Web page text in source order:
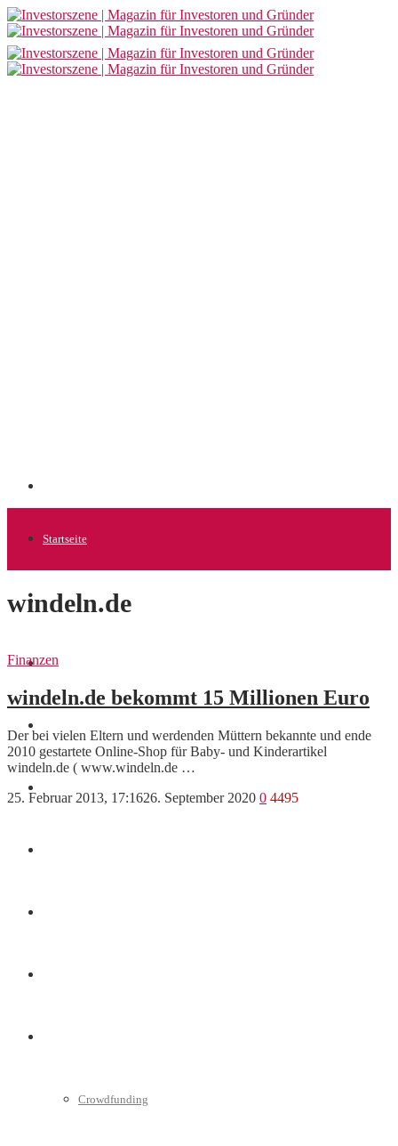
Startseite
Allgemein
Startups
Crowdfunding
windeln.de
Finanzen
windeln.de bekommt 15 Millionen Euro
Der bei vielen Eltern und werdenden Müttern bekannte und ende
2010 gestartete Online-Shop für Baby- und Kinderartikel
windeln.de ( www.windeln.de …
25. Februar 2013, 17:1626. September 2020 0 4495